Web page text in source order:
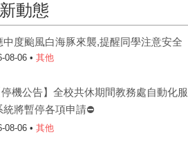
動態
中度颱風白海豚來襲,提醒同學注意安全
08-06 • 其他
停機公告】全校共休期間教務處自動化服
統將暫停各項申請⛔
08-06 • 其他